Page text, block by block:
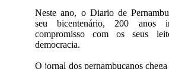
Neste ano, o Diario de
seu bicentenário, 200 anos
compromisso com os seus
democracia.
O jornal dos pernambucanos